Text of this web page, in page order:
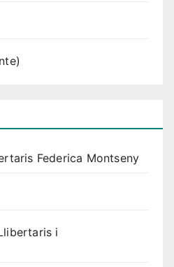
Federica Montseny
i